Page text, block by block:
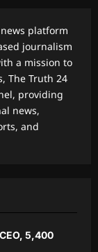
platform
journalism
a mission to
The Truth 24
providing
news,
and
CEO, 5,400